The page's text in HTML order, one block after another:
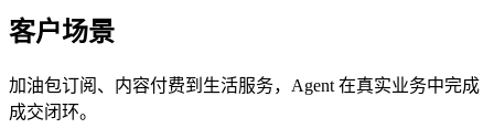
客户场景
加油包订阅、内容付费到生活服务，Agent 在真实业务中完成
成交闭环。